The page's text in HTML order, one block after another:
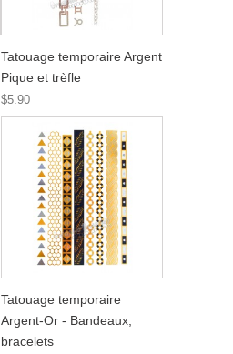
Tatouage temporaire Argent
Pique et trèfle
$5.90
Tatouage temporaire
Argent-Or - Bandeaux,
bracelets